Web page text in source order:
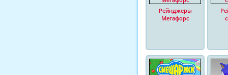
Рейнджеры
Мегафорс